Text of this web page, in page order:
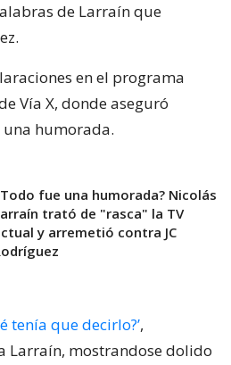
de Larraín que
en el programa
Vía X, donde aseguró
humorada.
fue una humorada? Nicolás
trató de "rasca" la TV
y arremetió contra JC
tenía que decirlo?’,
Larraín, mostrandose dolido